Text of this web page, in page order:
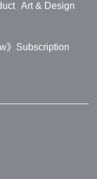
Art & Design
》Subscription